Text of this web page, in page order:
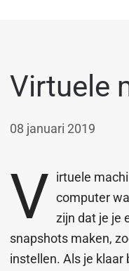
Virtuele
08 januari 2019
V irtuele
computer
zijn dat je je
snapshots maken,
instellen. Als je klaar